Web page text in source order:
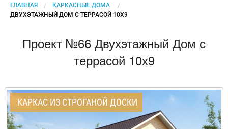
ГЛАВНАЯ
КАРКАСНЫЕ ДОМА
CURRENT:
ДВУХЭТАЖНЫЙ ДОМ С ТЕРРАСОЙ 10Х9
Проект №66 Двухэтажный Дом с
террасой 10х9
КАРКАС ИЗ СТРОГАНОЙ ДОСКИ